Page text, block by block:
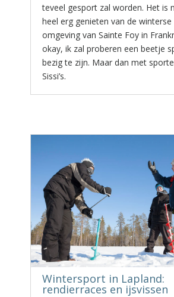
teveel gesport zal worden. Het is
heel erg genieten van de winterse
omgeving van Sainte Foy in
okay, ik zal proberen een beetje
bezig te zijn. Maar dan met
Sissi’s.
Wintersport in Lapland:
rendierraces en ijsvissen